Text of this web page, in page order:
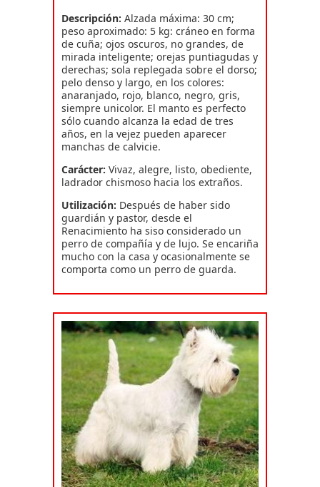
Descripción: Alzada máxima: 30 cm;
peso aproximado: 5 kg: cráneo en forma
de cuña; ojos oscuros, no grandes, de
mirada inteligente; orejas puntiagudas y
derechas; sola replegada sobre el dorso;
pelo denso y largo, en los colores:
anaranjado, rojo, blanco, negro, gris,
siempre unicolor. El manto es perfecto
sólo cuando alcanza la edad de tres
años, en la vejez pueden aparecer
manchas de calvicie.
Carácter: Vivaz, alegre, listo, obediente,
ladrador chismoso hacia los extraños.
Utilización: Después de haber sido
guardián y pastor, desde el
Renacimiento ha siso considerado un
perro de compañía y de lujo. Se encariña
mucho con la casa y ocasionalmente se
comporta como un perro de guarda.